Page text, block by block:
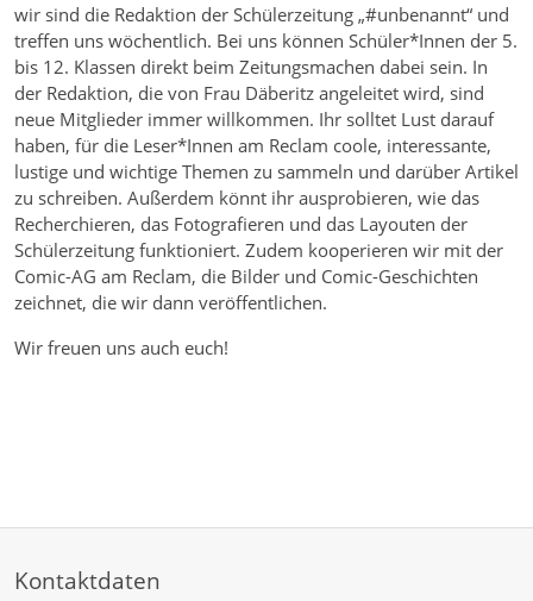
wir sind die Redaktion der Schülerzeitung „#unbenannt“ und
treffen uns wöchentlich. Bei uns können Schüler*Innen der 5.
bis 12. Klassen direkt beim Zeitungsmachen dabei sein. In
der Redaktion, die von Frau Däberitz angeleitet wird, sind
neue Mitglieder immer willkommen. Ihr solltet Lust darauf
haben, für die Leser*Innen am Reclam coole, interessante,
lustige und wichtige Themen zu sammeln und darüber Artikel
zu schreiben. Außerdem könnt ihr ausprobieren, wie das
Recherchieren, das Fotografieren und das Layouten der
Schülerzeitung funktioniert. Zudem kooperieren wir mit der
Comic-AG am Reclam, die Bilder und Comic-Geschichten
zeichnet, die wir dann veröffentlichen.
Wir freuen uns auch euch!
Kontaktdaten